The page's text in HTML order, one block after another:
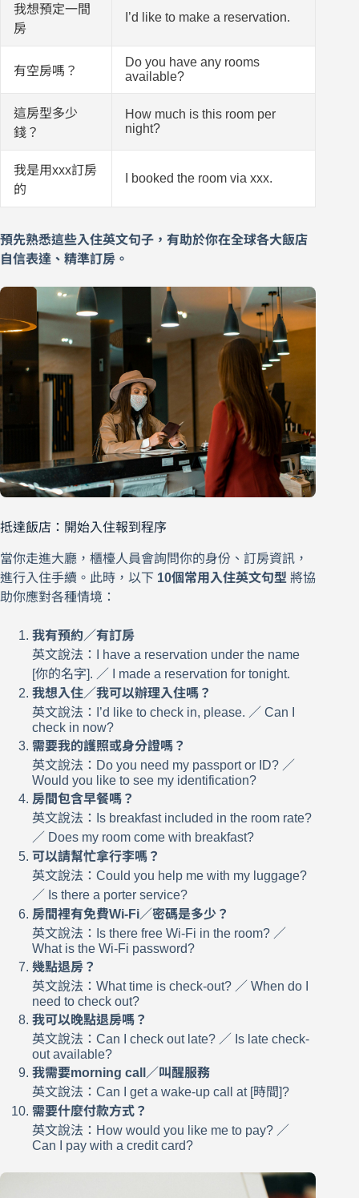
我想預定一間
房
I’d like to make a reservation.
有空房嗎？
Do you have any rooms
available?
這房型多少
錢？
How much is this room per
night?
我是用xxx訂房
的
I booked the room via xxx.
預先熟悉這些入住英文句子，有助於你在全球各大飯店
自信表達、精準訂房。
抵達飯店：開始入住報到程序
當你走進大廳，櫃檯人員會詢問你的身份、訂房資訊，
進行入住手續。此時，以下 10個常用入住英文句型 將協
助你應對各種情境：
我有預約／有訂房
英文說法：I have a reservation under the name
[你的名字]. ／ I made a reservation for tonight.
我想入住／我可以辦理入住嗎？
英文說法：I’d like to check in, please. ／ Can I
check in now?
需要我的護照或身分證嗎？
英文說法：Do you need my passport or ID? ／
Would you like to see my identification?
房間包含早餐嗎？
英文說法：Is breakfast included in the room rate?
／ Does my room come with breakfast?
可以請幫忙拿行李嗎？
英文說法：Could you help me with my luggage?
／ Is there a porter service?
房間裡有免費Wi-Fi／密碼是多少？
英文說法：Is there free Wi-Fi in the room? ／
What is the Wi-Fi password?
幾點退房？
英文說法：What time is check-out? ／ When do I
need to check out?
我可以晚點退房嗎？
英文說法：Can I check out late? ／ Is late check-
out available?
我需要morning call／叫醒服務
英文說法：Can I get a wake-up call at [時間]?
需要什麼付款方式？
英文說法：How would you like me to pay? ／
Can I pay with a credit card?